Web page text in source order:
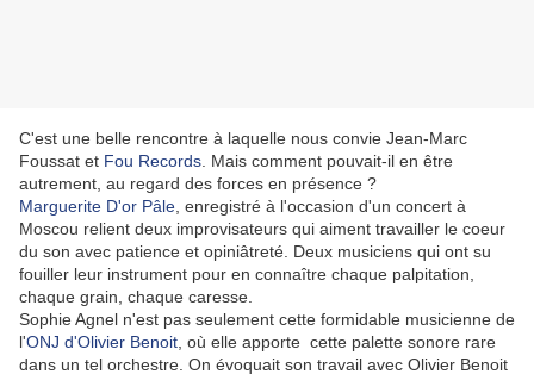
C'est une belle rencontre à laquelle nous convie Jean-Marc
Foussat et Fou Records . Mais comment pouvait-il en être
autrement, au regard des forces en présence ?
Marguerite D'or Pâle , enregistré à l'occasion d'un concert à
Moscou relient deux improvisateurs qui aiment travailler le coeur
du son avec patience et opiniâtreté. Deux musiciens qui ont su
fouiller leur instrument pour en connaître chaque palpitation,
chaque grain, chaque caresse.
Sophie Agnel n'est pas seulement cette formidable musicienne de
l'ONJ d'Olivier Benoit , où elle apporte cette palette sonore rare
dans un tel orchestre. On évoquait son travail avec Olivier Benoit